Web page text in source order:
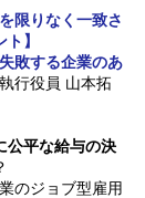
限りなく一致さ
】
敗する企業のあ
行役員 山本拓
公平な給与の決
のジョブ型雇用